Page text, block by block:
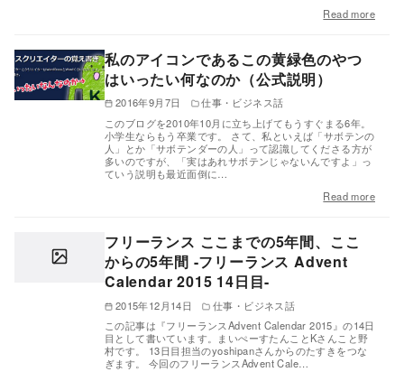
Read more
私のアイコンであるこの黄緑色のやつ
はいったい何なのか（公式説明）
2016年9月7日
仕事・ビジネス話
このブログを2010年10月に立ち上げてもうすぐまる6年。
小学生ならもう卒業です。 さて、私といえば「サボテンの
人」とか「サボテンダーの人」って認識してくださる方が
多いのですが、「実はあれサボテンじゃないんですよ」っ
ていう説明も最近面倒に…
Read more
フリーランス ここまでの5年間、ここ
からの5年間 -フリーランス Advent
Calendar 2015 14日目-
2015年12月14日
仕事・ビジネス話
この記事は『フリーランスAdvent Calendar 2015』の14日
目として書いています。まいぺーすたんことKさんこと野
村です。 13日目担当のyoshipanさんからのたすきをつな
ぎます。 今回のフリーランスAdvent Cale…